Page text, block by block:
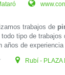
trabajos de
tipo de
años de
Rubí -